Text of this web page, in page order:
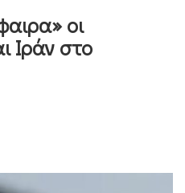
οι
Ιράν στο